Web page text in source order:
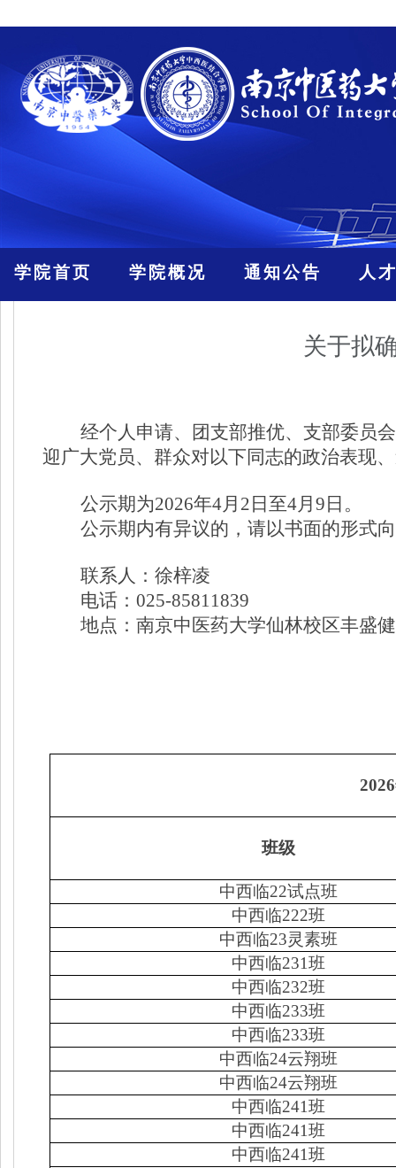
学院首页 学院概况 通知公告 人
关于拟
经个人申请、团支部推优、支部委员
迎广大党员、群众对以下同志的政治表现
公示期为2026年4月 2 日至4月 9 日。
公示期内有异议的，请以书面的形式
联系人：徐梓凌
电话： 025-85811839
地点： 南京中医药大学仙林校区丰盛
2026
班级
中西临22试点班
中西临222班
中西临23灵素班
中西临231班
中西临232班
中西临233班
中西临233班
中西临24云翔班
中西临24云翔班
中西临241班
中西临241班
中西临241班